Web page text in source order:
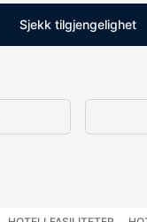
Sjekk tilgjengelighet